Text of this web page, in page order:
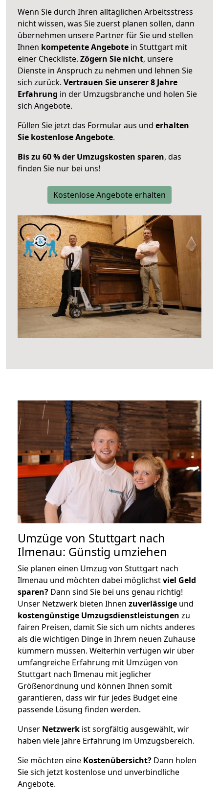
Wenn Sie durch Ihren alltäglichen Arbeitsstress
nicht wissen, was Sie zuerst planen sollen, dann
übernehmen unsere Partner für Sie und stellen
Ihnen kompetente Angebote in Stuttgart mit
einer Checkliste. Zögern Sie nicht, unsere
Dienste in Anspruch zu nehmen und lehnen Sie
sich zurück. Vertrauen Sie unserer 8 Jahre
Erfahrung in der Umzugsbranche und holen Sie
sich Angebote.
Füllen Sie jetzt das Formular aus und erhalten
Sie kostenlose Angebote.
Bis zu 60 % der Umzugskosten sparen, das
finden Sie nur bei uns!
Kostenlose Angebote erhalten
Umzüge von Stuttgart nach
Ilmenau: Günstig umziehen
Sie planen einen Umzug von Stuttgart nach
Ilmenau und möchten dabei möglichstviel Geld
sparen? Dann sind Sie bei uns genau richtig!
Unser Netzwerk bieten Ihnen zuverlässige und
kostengünstige Umzugsdienstleistungen zu
fairen Preisen, damit Sie sich um nichts anderes
als die wichtigen Dinge in Ihrem neuen Zuhause
kümmern müssen. Weiterhin verfügen wir über
umfangreiche Erfahrung mit Umzügen von
Stuttgart nach Ilmenau mit jeglicher
Größenordnung und können Ihnen somit
garantieren, dass wir für jedes Budget eine
passende Lösung finden werden.
Unser Netzwerk ist sorgfältig ausgewählt, wir
haben viele Jahre Erfahrung im Umzugsbereich.
Sie möchten eine Kostenübersicht? Dann holen
Sie sich jetzt kostenlose und unverbindliche
Angebote.